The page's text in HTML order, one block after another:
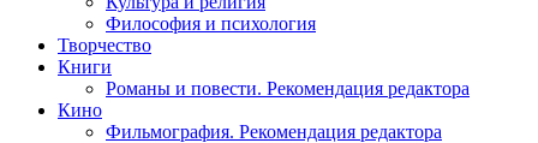
Философия и психология
Творчество
Книги
Романы и повести. Рекомендация редактора
Кино
Фильмография. Рекомендация редактора